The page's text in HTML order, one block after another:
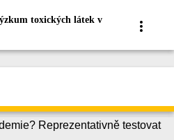
toxických látek v